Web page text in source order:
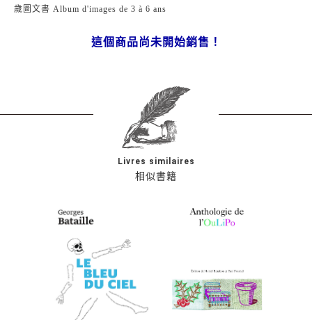
歲圖文書 Album d'images de 3 à 6 ans
這個商品尚未開始銷售！
相似書籍
Livres similaires